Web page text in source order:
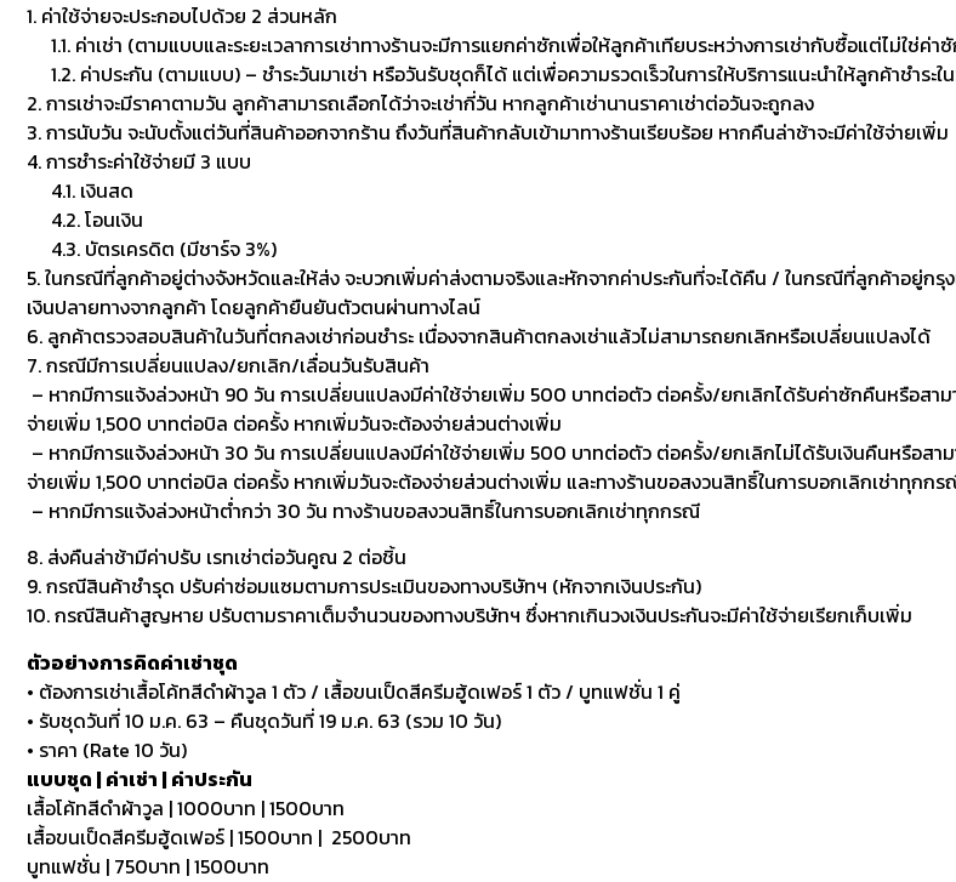
1. ค่าใช้จ่ายจะประกอบไปด้วย 2 ส่วนหลัก
1.1. ค่าเช่า (ตามแบบและระยะเวลาการเช่าทางร้านจะมีการแยกค่าซักเพื่อให้ลูกค้าเทียบระหว่างการเช่ากับซื้อแต่ไม่ใช่ค่า
1.2. ค่าประกัน (ตามแบบ) – ชำระวันมาเช่า หรือวันรับชุดก็ได้ แต่เพื่อความรวดเร็วในการให้บริการแนะนำให้ลูกค้าชำร
2. การเช่าจะมีราคาตามวัน ลูกค้าสามารถเลือกได้ว่าจะเช่ากี่วัน หากลูกค้าเช่านานราคาเช่าต่อวันจะถูกลง
3. การนับวัน จะนับตั้งแต่วันที่สินค้าออกจากร้าน ถึงวันที่สินค้ากลับเข้ามาทางร้านเรียบร้อย หากคืนล่าช้าจะมีค่าใช้จ่ายเพิ่ม
4. การชำระค่าใช้จ่ายมี 3 แบบ
4.1. เงินสด
4.2. โอนเงิน
4.3. บัตรเครดิต (มีชาร์จ 3%)
5. ในกรณีที่ลูกค้าอยู่ต่างจังหวัดและให้ส่ง จะบวกเพิ่มค่าส่งตามจริงและหักจากค่าประกันที่จะได้คืน / ในกรณีที่ลูกค้าอยู่กรุ
เงินปลายทางจากลูกค้า โดยลูกค้ายืนยันตัวตนผ่านทางไลน์
6. ลูกค้าตรวจสอบสินค้าในวันที่ตกลงเช่าก่อนชำระ เนื่องจากสินค้าตกลงเช่าแล้วไม่สามารถยกเลิกหรือเปลี่ยนแปลงได้
7. กรณีมีการเปลี่ยนแปลง/ยกเลิก/เลื่อนวันรับสินค้า
– หากมีการแจ้งล่วงหน้า 90 วัน การเปลี่ยนแปลงมีค่าใช้จ่ายเพิ่ม 500 บาทต่อตัว ต่อครั้ง/ยกเลิกได้รับค่าซักคืนหรือสาม
จ่ายเพิ่ม 1,500 บาทต่อบิล ต่อครั้ง หากเพิ่มวันจะต้องจ่ายส่วนต่างเพิ่ม
– หากมีการแจ้งล่วงหน้า 30 วัน การเปลี่ยนแปลงมีค่าใช้จ่ายเพิ่ม 500 บาทต่อตัว ต่อครั้ง/ยกเลิกไม่ได้รับเงินคืนหรือสา
จ่ายเพิ่ม 1,500 บาทต่อบิล ต่อครั้ง หากเพิ่มวันจะต้องจ่ายส่วนต่างเพิ่ม และทางร้านขอสงวนสิทธิ์ในการบอกเลิกเช่าทุกก
– หากมีการแจ้งล่วงหน้าต่ำกว่า 30 วัน ทางร้านขอสงวนสิทธิ์ในการบอกเลิกเช่าทุกกรณี
8. ส่งคืนล่าช้ามีค่าปรับ เรทเช่าต่อวันคูณ 2 ต่อชิ้น
9. กรณีสินค้าชำรุด ปรับค่าซ่อมแซมตามการประเมินของทางบริษัทฯ (หักจากเงินประกัน)
10. กรณีสินค้าสูญหาย ปรับตามราคาเต็มจำนวนของทางบริษัทฯ ซึ่งหากเกินวงเงินประกันจะมีค่าใช้จ่ายเรียกเก็บเพิ่ม
ตัวอย่างการคิดค่าเช่าชุด
• ต้องการเช่าเสื้อโค้ทสีดำผ้าวูล 1 ตัว / เสื้อขนเป็ดสีครีมฮู้ดเฟอร์ 1 ตัว / บูทแฟชั่น 1 คู่
• รับชุดวันที่ 10 ม.ค. 63 – คืนชุดวันที่ 19 ม.ค. 63 (รวม 10 วัน)
• ราคา (Rate 10 วัน)
แบบชุด | ค่าเช่า | ค่าประกัน
เสื้อโค้ทสีดำผ้าวูล | 1000บาท | 1500บาท
เสื้อขนเป็ดสีครีมฮู้ดเฟอร์ | 1500บาท | 2500บาท
บูทแฟชั่น | 750บาท | 1500บาท